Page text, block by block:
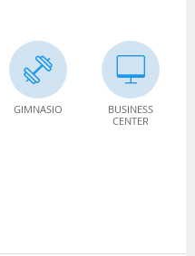
GIMNASIO
BUSINESS
CENTER